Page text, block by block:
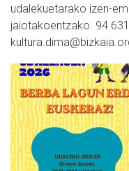
udalekuetarako izen-
jaiotakoentzako. 94